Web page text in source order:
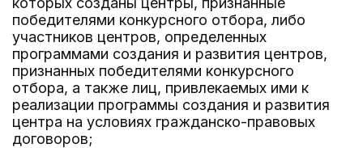
победителями конкурсного отбора, либо
участников центров, определенных
программами создания и развития центров,
признанных победителями конкурсного
отбора, а также лиц, привлекаемых ими к
реализации программы создания и развития
центра на условиях гражданско-правовых
договоров;